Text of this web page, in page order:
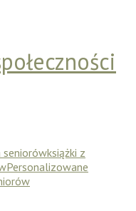
seniorówksiążki z
Personalizowane